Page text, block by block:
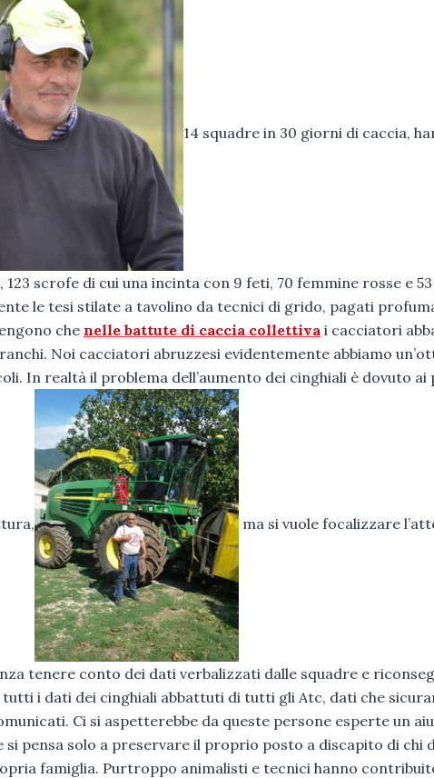
14 squadre in 30 giorni di caccia,
123 scrofe di cui una incinta con 9 feti, 70 femmine rosse e
le tesi stilate a tavolino da tecnici di grido, pagati
che nelle battute di caccia collettiva i cacciatori
Noi cacciatori abruzzesi evidentemente abbiamo
In realtà il problema dell’aumento dei cinghiali è dovuto ai
ma si vuole focalizzare
tenere conto dei dati verbalizzati dalle squadre e
i dati dei cinghiali abbattuti di tutti gli Atc, dati che
Ci si aspetterebbe da queste persone esperte un
si pensa solo a preservare il proprio posto a discapito di chi
famiglia. Purtroppo animalisti e tecnici hanno